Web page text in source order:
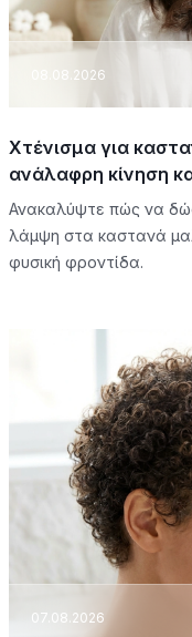
08.08.2026
Χτένισμα για
ανάλαφρη κίνηση
Ανακαλύψτε πώς να
λάμψη στα καστανά
φυσική φροντίδα.
07.08.2026